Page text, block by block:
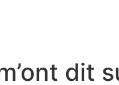
dit